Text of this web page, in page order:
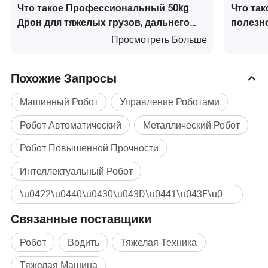
Что такое Профессиональный 50kg
Дрон для тяжелых грузов, дальнего
радиуса действия, пожаротушения и
Просмотреть Больше
Что
Похожие Запросы
Машинный Робот
Управление Роботами
Робот Автоматический
Металлический Робот
Робот Повышенной Прочности
Интеллектуальный Робот
\u0422\u0440\u0430\u043D\u0441\u043F\u043E\u0440\u0442\u043D\u044B\u0439 \u0420\u043E\u0431\u043E\u0442 AGV Массовая покупка
Связанные поставщики
Робот Водить
Тяжелая Техника
Тяжелая Машина